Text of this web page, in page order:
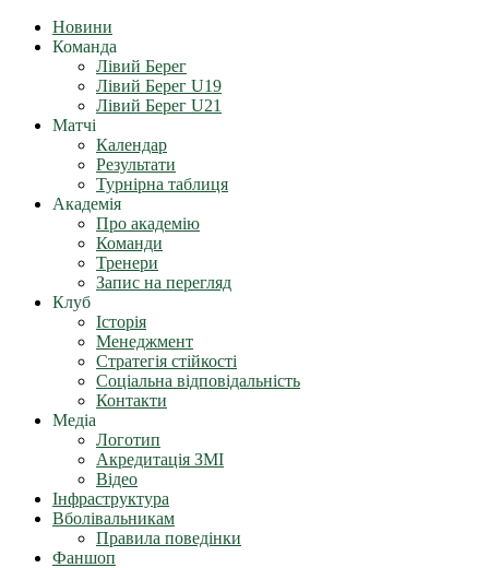
Новини
Команда
Лівий Берег
Лівий Берег U19
Лівий Берег U21
Матчі
Календар
Результати
Турнірна таблиця
Академія
Про академію
Команди
Тренери
Запис на перегляд
Клуб
Історія
Менеджмент
Стратегія стійкості
Соціальна відповідальність
Контакти
Медіа
Логотип
Акредитація ЗМІ
Відео
Інфраструктура
Вболівальникам
Правила поведінки
Фаншоп